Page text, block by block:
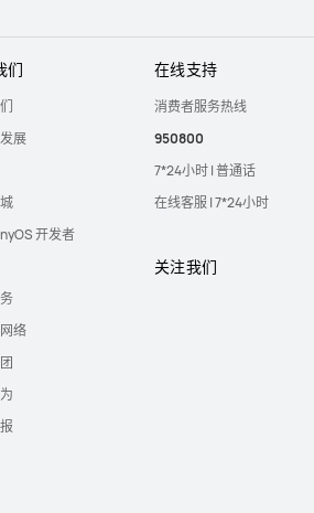
们
展
开发者
络
在线支持
消费者服务热线
950800
7*24小时 | 普通话
在线客服 | 7*24小时
关注我们